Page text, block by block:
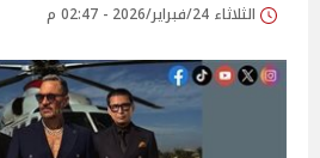
الثلاثاء 24/فبراير/2026 - 02:47 م